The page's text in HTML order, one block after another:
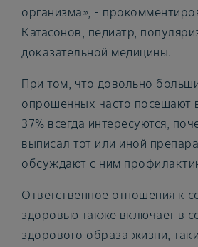
организма», -
Катасонов, педиатр,
доказательной медицины.
При том, что довольно
опрошенных часто посещают
37% всегда интересуются,
выписал тот или иной
обсуждают с ним
Ответственное отношения к
здоровью также включает в
здорового образа жизни,